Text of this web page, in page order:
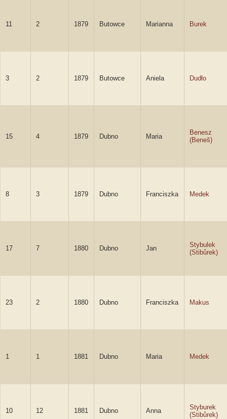
11 2 1879 Butowce Marianna Burek
3 2 1879 Butowce Aniela Dudło
15 4 1879 Dubno Maria
Benesz
(Beneš)
8 3 1879 Dubno Franciszka Medek
17 7 1880 Dubno Jan
Stybulek
(Stibůrek)
23 2 1880 Dubno Franciszka Makus
1 1 1881 Dubno Maria Medek
10 12 1881 Dubno Anna
Styburek
(Stibůrek)